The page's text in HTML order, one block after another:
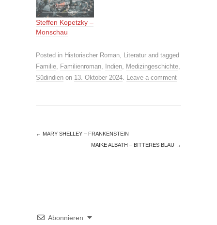
Steffen Kopetzky –
Monschau
Posted in Historischer Roman Literatur and tagged
Familie Familienroman Indien Medizingeschichte
Südindien on 13. Oktober 2024 Leave a comment
← MARY SHELLEY – FRANKENSTEIN
MAIKE ALBATH – BITTERES BLAU →
Abonnieren